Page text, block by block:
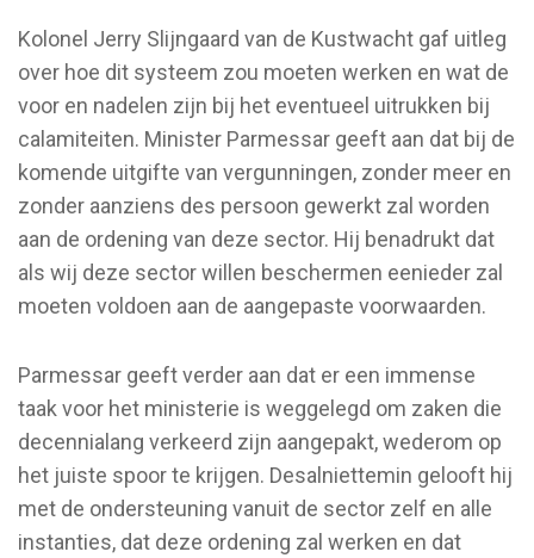
Kolonel Jerry Slijngaard van de Kustwacht gaf uitleg
over hoe dit systeem zou moeten werken en wat de
voor en nadelen zijn bij het eventueel uitrukken bij
calamiteiten. Minister Parmessar geeft aan dat bij de
komende uitgifte van vergunningen, zonder meer en
zonder aanziens des persoon gewerkt zal worden
aan de ordening van deze sector. Hij benadrukt dat
als wij deze sector willen beschermen eenieder zal
moeten voldoen aan de aangepaste voorwaarden.
Parmessar geeft verder aan dat er een immense
taak voor het ministerie is weggelegd om zaken die
decennialang verkeerd zijn aangepakt, wederom op
het juiste spoor te krijgen. Desalniettemin gelooft hij
met de ondersteuning vanuit de sector zelf en alle
instanties, dat deze ordening zal werken en dat